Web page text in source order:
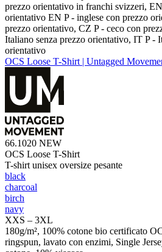
prezzo orientativo in franchi svizzeri,
orientativo EN P - inglese con prezzo
prezzo orientativo, CZ P - ceco con
Italiano senza prezzo orientativo, IT P -
orientativo
OCS Loose T-Shirt | Untagged
66.1020 NEW
OCS Loose T-Shirt
T-shirt unisex oversize pesante
black
charcoal
birch
navy
XXS – 3XL
180g/m², 100% cotone bio certificato
ringspun, lavato con enzimi, Single